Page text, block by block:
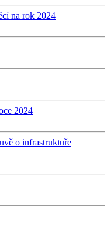
na rok 2024
2024
o infrastruktuře